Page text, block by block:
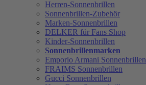
Herren-Sonnenbrillen
Sonnenbrillen-Zubehör
Marken-Sonnenbrillen
DELKER für Fans Shop
Kinder-Sonnenbrillen
Sonnenbrillenmarken
Emporio Armani Sonnenbrillen
FRAIMS Sonnenbrillen
Gucci Sonnenbrillen